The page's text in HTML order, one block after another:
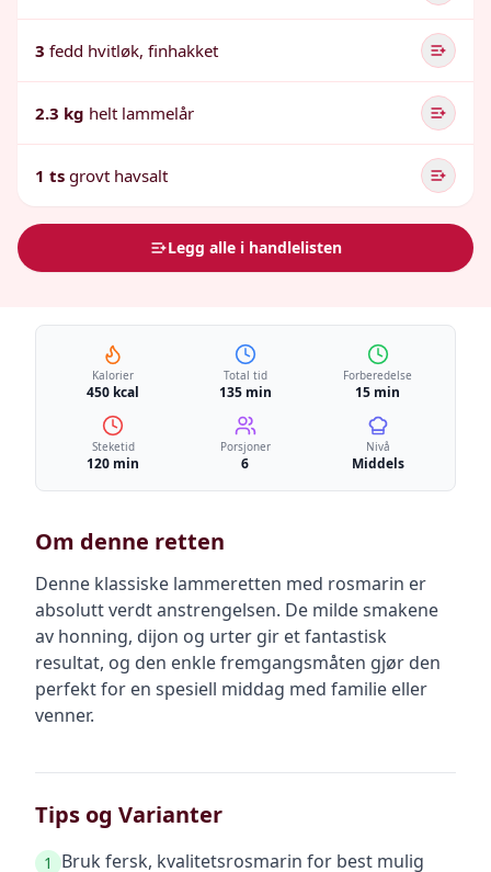
3 fedd hvitløk, finhakket
2.3 kg helt lammelår
1 ts grovt havsalt
Legg alle i handlelisten
Kalorier
450 kcal
Total tid
135 min
Forberedelse
15 min
Steketid
120 min
Porsjoner
6
Nivå
Middels
Om denne retten
Denne klassiske lammeretten med rosmarin er
absolutt verdt anstrengelsen. De milde smakene
av honning, dijon og urter gir et fantastisk
resultat, og den enkle fremgangsmåten gjør den
perfekt for en spesiell middag med familie eller
venner.
Tips og Varianter
1 Bruk fersk, kvalitetsrosmarin for best mulig